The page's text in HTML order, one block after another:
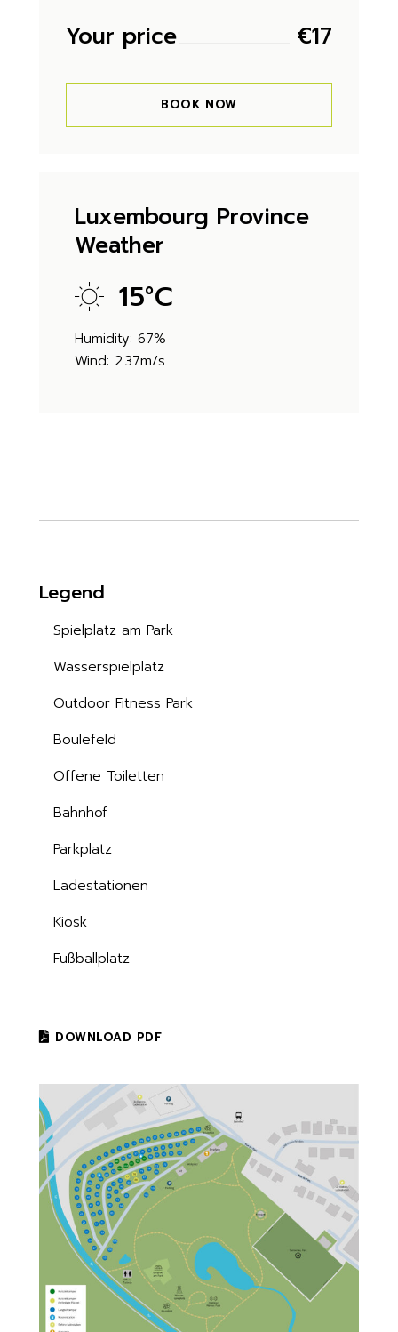
Your price €17
BOOK NOW
Luxembourg Province
Weather
15°C
Humidity: 67%
Wind: 2.37m/s
Legend
Spielplatz am Park
Wasserspielplatz
Outdoor Fitness Park
Boulefeld
Offene Toiletten
Bahnhof
Parkplatz
Ladestationen
Kiosk
Fußballplatz
DOWNLOAD PDF